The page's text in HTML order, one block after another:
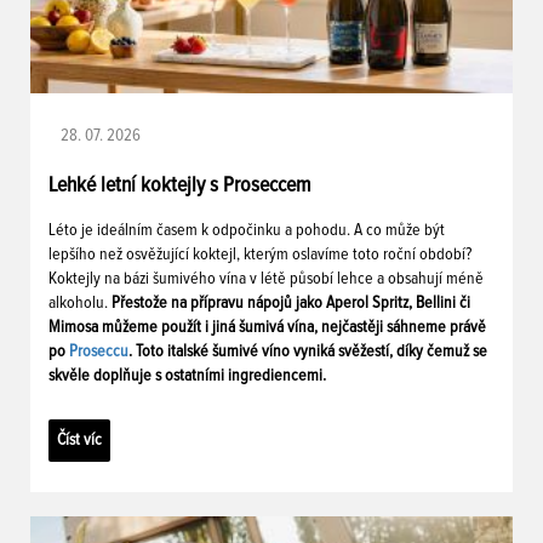
28. 07. 2026
Lehké letní koktejly s Proseccem
Léto je ideálním časem k odpočinku a pohodu. A co může být
lepšího než osvěžující koktejl, kterým oslavíme toto roční období?
Koktejly na bázi šumivého vína v létě působí lehce a obsahují méně
alkoholu. Přestože na přípravu nápojů jako Aperol Spritz, Bellini či
Mimosa můžeme použít i jiná šumivá vína, nejčastěji sáhneme právě
po Proseccu. Toto italské šumivé víno vyniká svěžestí, díky čemuž se
skvěle doplňuje s ostatními ingrediencemi.
Číst víc